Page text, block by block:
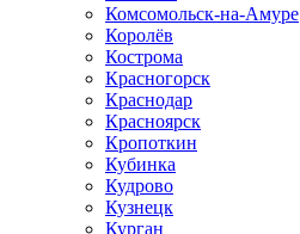
Комсомольск-на-Амуре
Королёв
Кострома
Красногорск
Краснодар
Красноярск
Кропоткин
Кубинка
Кудрово
Кузнецк
Курган